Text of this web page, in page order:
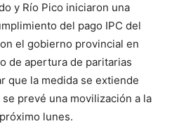
y Río Pico iniciaron una
del pago IPC del
el gobierno provincial en
de apertura de paritarias
que la medida se extiende
prevé una movilización a la
lunes.